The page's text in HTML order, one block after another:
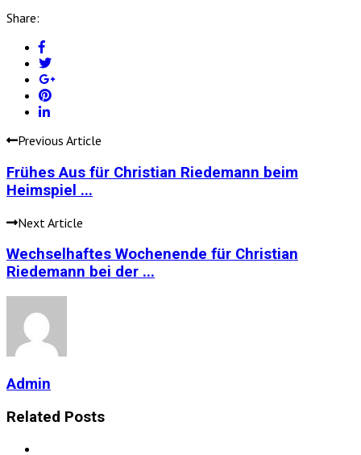
Share:
Previous Article
Frühes Aus für Christian Riedemann beim
Heimspiel ...
Next Article
Wechselhaftes Wochenende für Christian
Riedemann bei der ...
Admin
Related Posts